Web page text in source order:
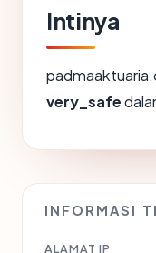
Intinya
very_safe
INFORMASI
ALAMAT IP